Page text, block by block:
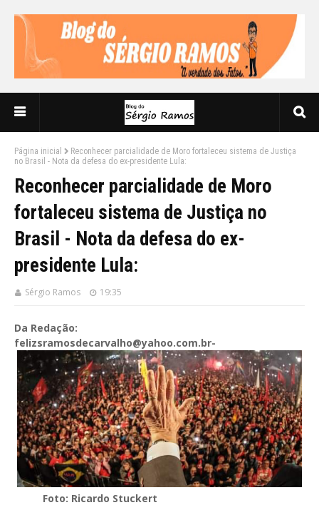
Página inicial
Reconhecer parcialidade de Moro fortaleceu sistema de Justiça
no Brasil - Nota da defesa do ex-presidente Lula:
Reconhecer parcialidade de Moro
fortaleceu sistema de Justiça no
Brasil - Nota da defesa do ex-
presidente Lula:
Sérgio Ramos 19:35
Da Redação:
felizsramosdecarvalho@yahoo.com.br-
Foto: Ricardo Stuckert